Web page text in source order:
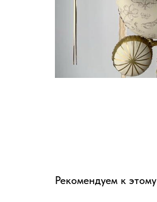
Рекомендуем к